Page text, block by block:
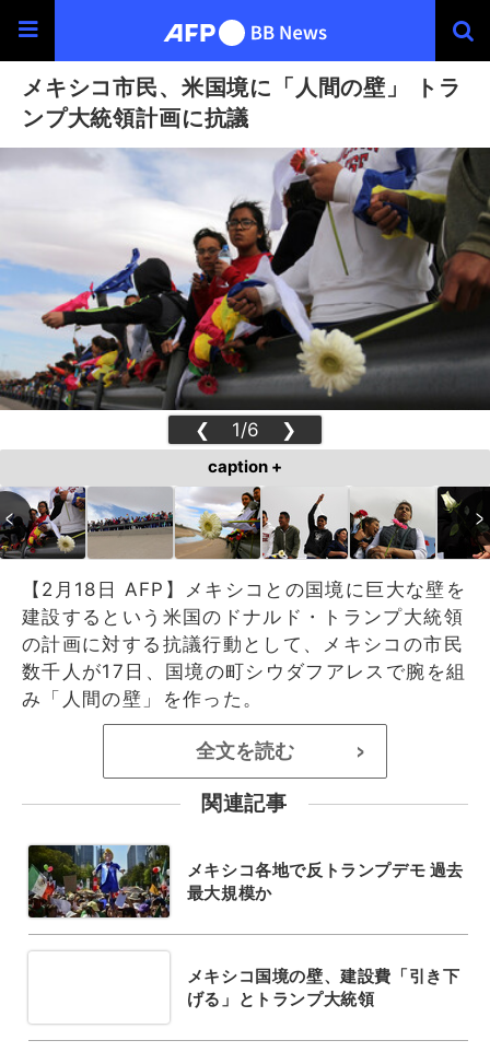
メキシコ市民、米国境に「人間の壁」 トラ
ンプ大統領計画に抗議
❮ 1/6 ❯
caption +
【2月18日 AFP】メキシコとの国境に巨大な壁を
建設するという米国のドナルド・トランプ大統領
の計画に対する抗議行動として、メキシコの市民
数千人が17日、国境の町シウダフアレスで腕を組
み「人間の壁」を作った。
全文を読む >
関連記事
メキシコ各地で反トランプデモ 過去
最大規模か
メキシコ国境の壁、建設費「引き下
げる」とトランプ大統領